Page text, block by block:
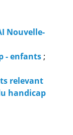
Nouvelle-
- enfants ;
relevant
handicap